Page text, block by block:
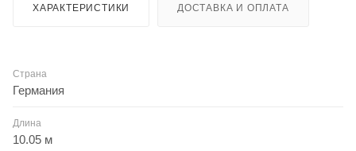
ХАРАКТЕРИСТИКИ ДОСТАВКА И ОПЛАТА
Страна
Германия
Длина
10.05 м